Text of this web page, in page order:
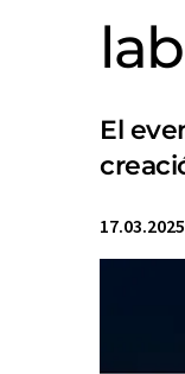
El
17.03.2025